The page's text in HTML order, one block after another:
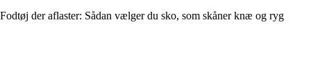
Fodtøj der aflaster: Sådan vælger du sko, som skåner knæ og ryg